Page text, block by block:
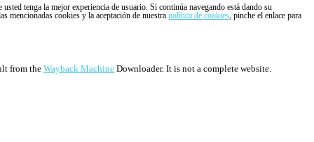
tenga la mejor experiencia de usuario. Si continúa navegando está dando su
mencionadas cookies y la aceptación de nuestra política de cookies, pinche el enlace para
from the Wayback Machine Downloader. It is not a complete website.